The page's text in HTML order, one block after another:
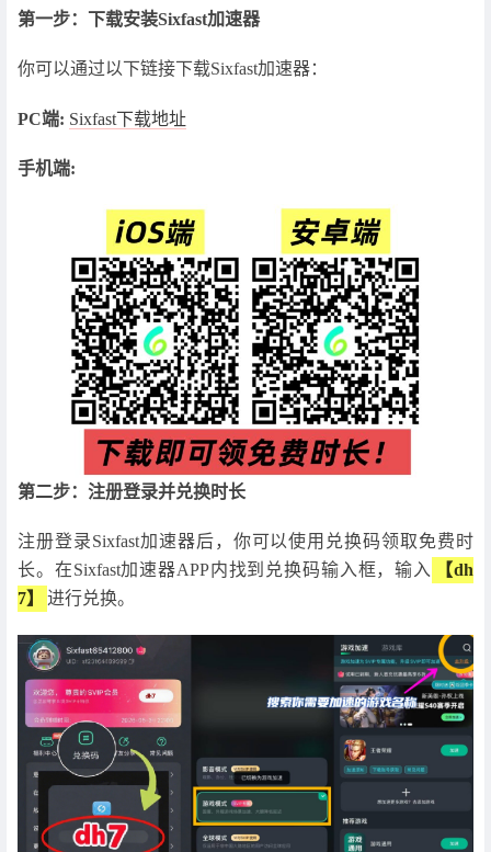
第一步：下载安装Sixfast加速器
你可以通过以下链接下载Sixfast加速器：
PC端: Sixfast下载地址
手机端:
第二步：注册登录并兑换时长
注册登录Sixfast加速器后，你可以使用兑换码领取免费时
长。在Sixfast加速器APP内找到兑换码输入框，输入
【dh
7】
进行兑换。